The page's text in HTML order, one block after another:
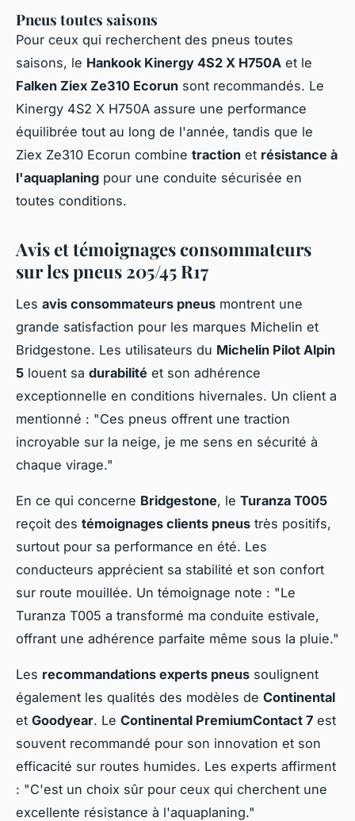
Pneus toutes saisons
Pour ceux qui recherchent des pneus toutes
saisons, le Hankook Kinergy 4S2 X H750A et le
Falken Ziex Ze310 Ecorun sont recommandés. Le
Kinergy 4S2 X H750A assure une performance
équilibrée tout au long de l'année, tandis que le
Ziex Ze310 Ecorun combine traction et résistance à
l'aquaplaning pour une conduite sécurisée en
toutes conditions.
Avis et témoignages consommateurs
sur les pneus 205/45 R17
Les avis consommateurs pneus montrent une
grande satisfaction pour les marques Michelin et
Bridgestone. Les utilisateurs du Michelin Pilot Alpin
5 louent sa durabilité et son adhérence
exceptionnelle en conditions hivernales. Un client a
mentionné : "Ces pneus offrent une traction
incroyable sur la neige, je me sens en sécurité à
chaque virage."
En ce qui concerne Bridgestone, le Turanza T005
reçoit des témoignages clients pneus très positifs,
surtout pour sa performance en été. Les
conducteurs apprécient sa stabilité et son confort
sur route mouillée. Un témoignage note : "Le
Turanza T005 a transformé ma conduite estivale,
offrant une adhérence parfaite même sous la pluie."
Les recommandations experts pneus soulignent
également les qualités des modèles de Continental
et Goodyear. Le Continental PremiumContact 7 est
souvent recommandé pour son innovation et son
efficacité sur routes humides. Les experts affirment
: "C'est un choix sûr pour ceux qui cherchent une
excellente résistance à l'aquaplaning."